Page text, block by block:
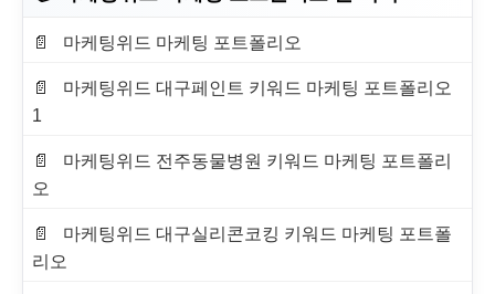
마케팅위드 마케팅 포트폴리오
마케팅위드 대구페인트 키워드 마케팅 포트폴리오
1
마케팅위드 전주동물병원 키워드 마케팅 포트폴리
오
마케팅위드 대구실리콘코킹 키워드 마케팅 포트폴
리오